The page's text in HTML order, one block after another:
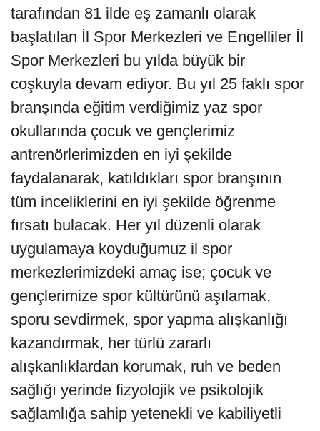
tarafından 81 ilde eş zamanlı olarak
başlatılan İl Spor Merkezleri ve Engelliler İl
Spor Merkezleri bu yılda büyük bir
coşkuyla devam ediyor. Bu yıl 25 faklı spor
branşında eğitim verdiğimiz yaz spor
okullarında çocuk ve gençlerimiz
antrenörlerimizden en iyi şekilde
faydalanarak, katıldıkları spor branşının
tüm inceliklerini en iyi şekilde öğrenme
fırsatı bulacak. Her yıl düzenli olarak
uygulamaya koyduğumuz il spor
merkezlerimizdeki amaç ise; çocuk ve
gençlerimize spor kültürünü aşılamak,
sporu sevdirmek, spor yapma alışkanlığı
kazandırmak, her türlü zararlı
alışkanlıklardan korumak, ruh ve beden
sağlığı yerinde fizyolojik ve psikolojik
sağlamlığa sahip yetenekli ve kabiliyetli